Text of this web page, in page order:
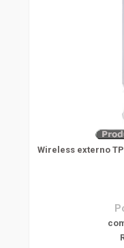
Wireless externo